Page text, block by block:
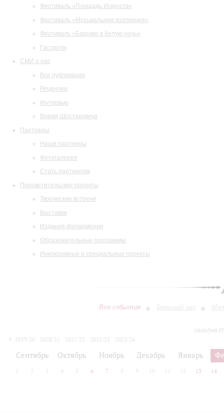
Фестиваль «Площадь Искусств»
Фестиваль «Музыкальная коллекция»
Фестиваль «Барокко в белую ночь»
Гастроли
СМИ о нас
Все публикации
Рецензии
Интервью
Время Шостаковича
Партнеры
Наши партнеры
Фотогалерея
Стать партнером
Просветительские проекты
Творческие встречи
Выставки
Издания филармонии
Образовательные программы
Инклюзивные и специальные проекты
Все события Большой зал
сегодня
2019/20
2020/21 2021/22 2022/23
2023/24
Сентябрь Октябрь Ноябрь Декабрь Январь
2 3 4 5 6 7 8 9 10 12 13 14